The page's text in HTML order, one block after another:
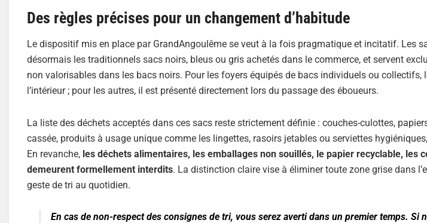
Des règles précises pour un changement d’habitude
Le dispositif mis en place par GrandAngoulême se veut à la fois pragmatique et incitatif. Les
désormais les traditionnels sacs noirs, bleus ou gris achetés dans le commerce, et servent
non valorisables dans les bacs noirs. Pour les foyers équipés de bacs individuels ou collectifs,
l’intérieur ; pour les autres, il est présenté directement lors du passage des éboueurs.
La liste des déchets acceptés dans ces sacs reste strictement définie : couches-culottes,
cassée, produits à usage unique comme les lingettes, rasoirs jetables ou serviettes
En revanche, les déchets alimentaires, les emballages non souillés, le papier recyclable, les
demeurent formellement interdits. La distinction claire vise à éliminer toute zone grise dans
geste de tri au quotidien.
En cas de non-respect des consignes de tri, vous serez averti dans un premier temps. Si